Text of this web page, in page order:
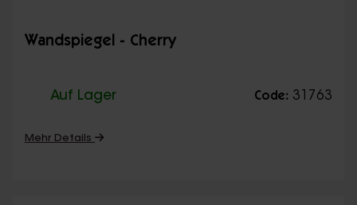
Wandspiegel - Cherry
Auf Lager Code: 31763
Mehr Details